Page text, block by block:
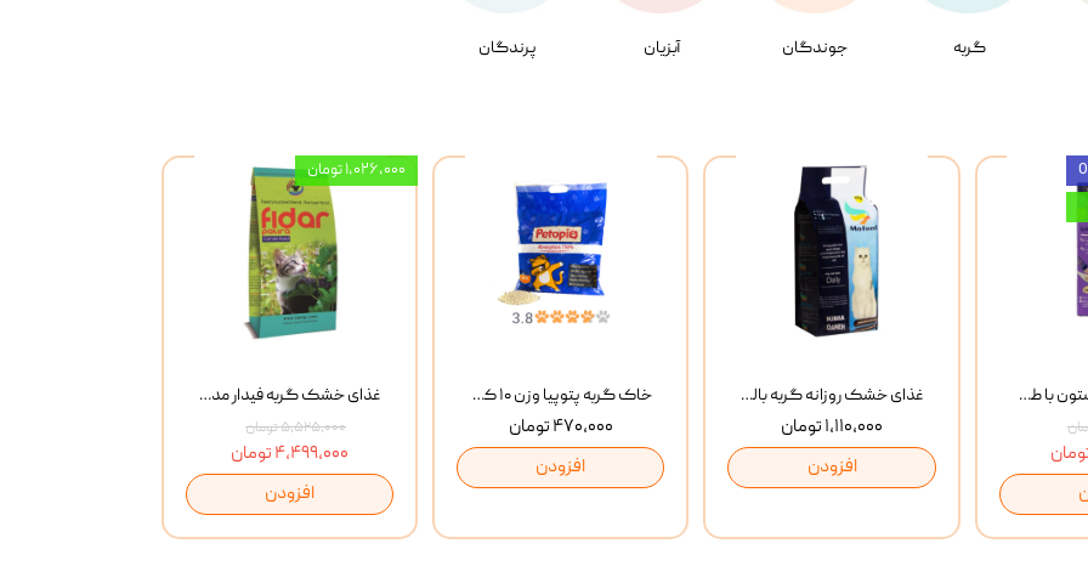
گربه جوندگان آبزیان پرندگان
غذای خشک گربه فیدار مدل Adult وزن 10 کیلوگرم
۵,۵۲۵,۰۰۰ تومان
۴,۴۹۹,۰۰۰ تومان
افزودن
۱,۰۲۶,۰۰۰ تومان
خاک گربه پتوپیا وزن ۱۰ کیلوگرم
۴۷۰,۰۰۰ تومان
افزودن
غذای خشک روزانه گربه بالغ مفید MoFeed Adult Daily Cat Food وزن 2 کیلوگرم
۱,۱۱۰,۰۰۰ تومان
افزودن
بستنی گربه وینستون با طعم مرغ و ماهی Winstone Chicken & Fish بسته 8 عددی